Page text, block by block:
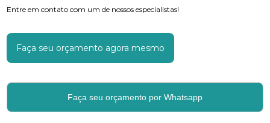
Entre em contato com um de nossos especialistas!
Faça seu orçamento agora mesmo
Faça seu orçamento por Whatsapp